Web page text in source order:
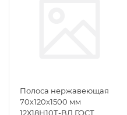
Полоса нержавеющая
70х120х1500 мм
12Х18Н10Т-ВД ГОСТ